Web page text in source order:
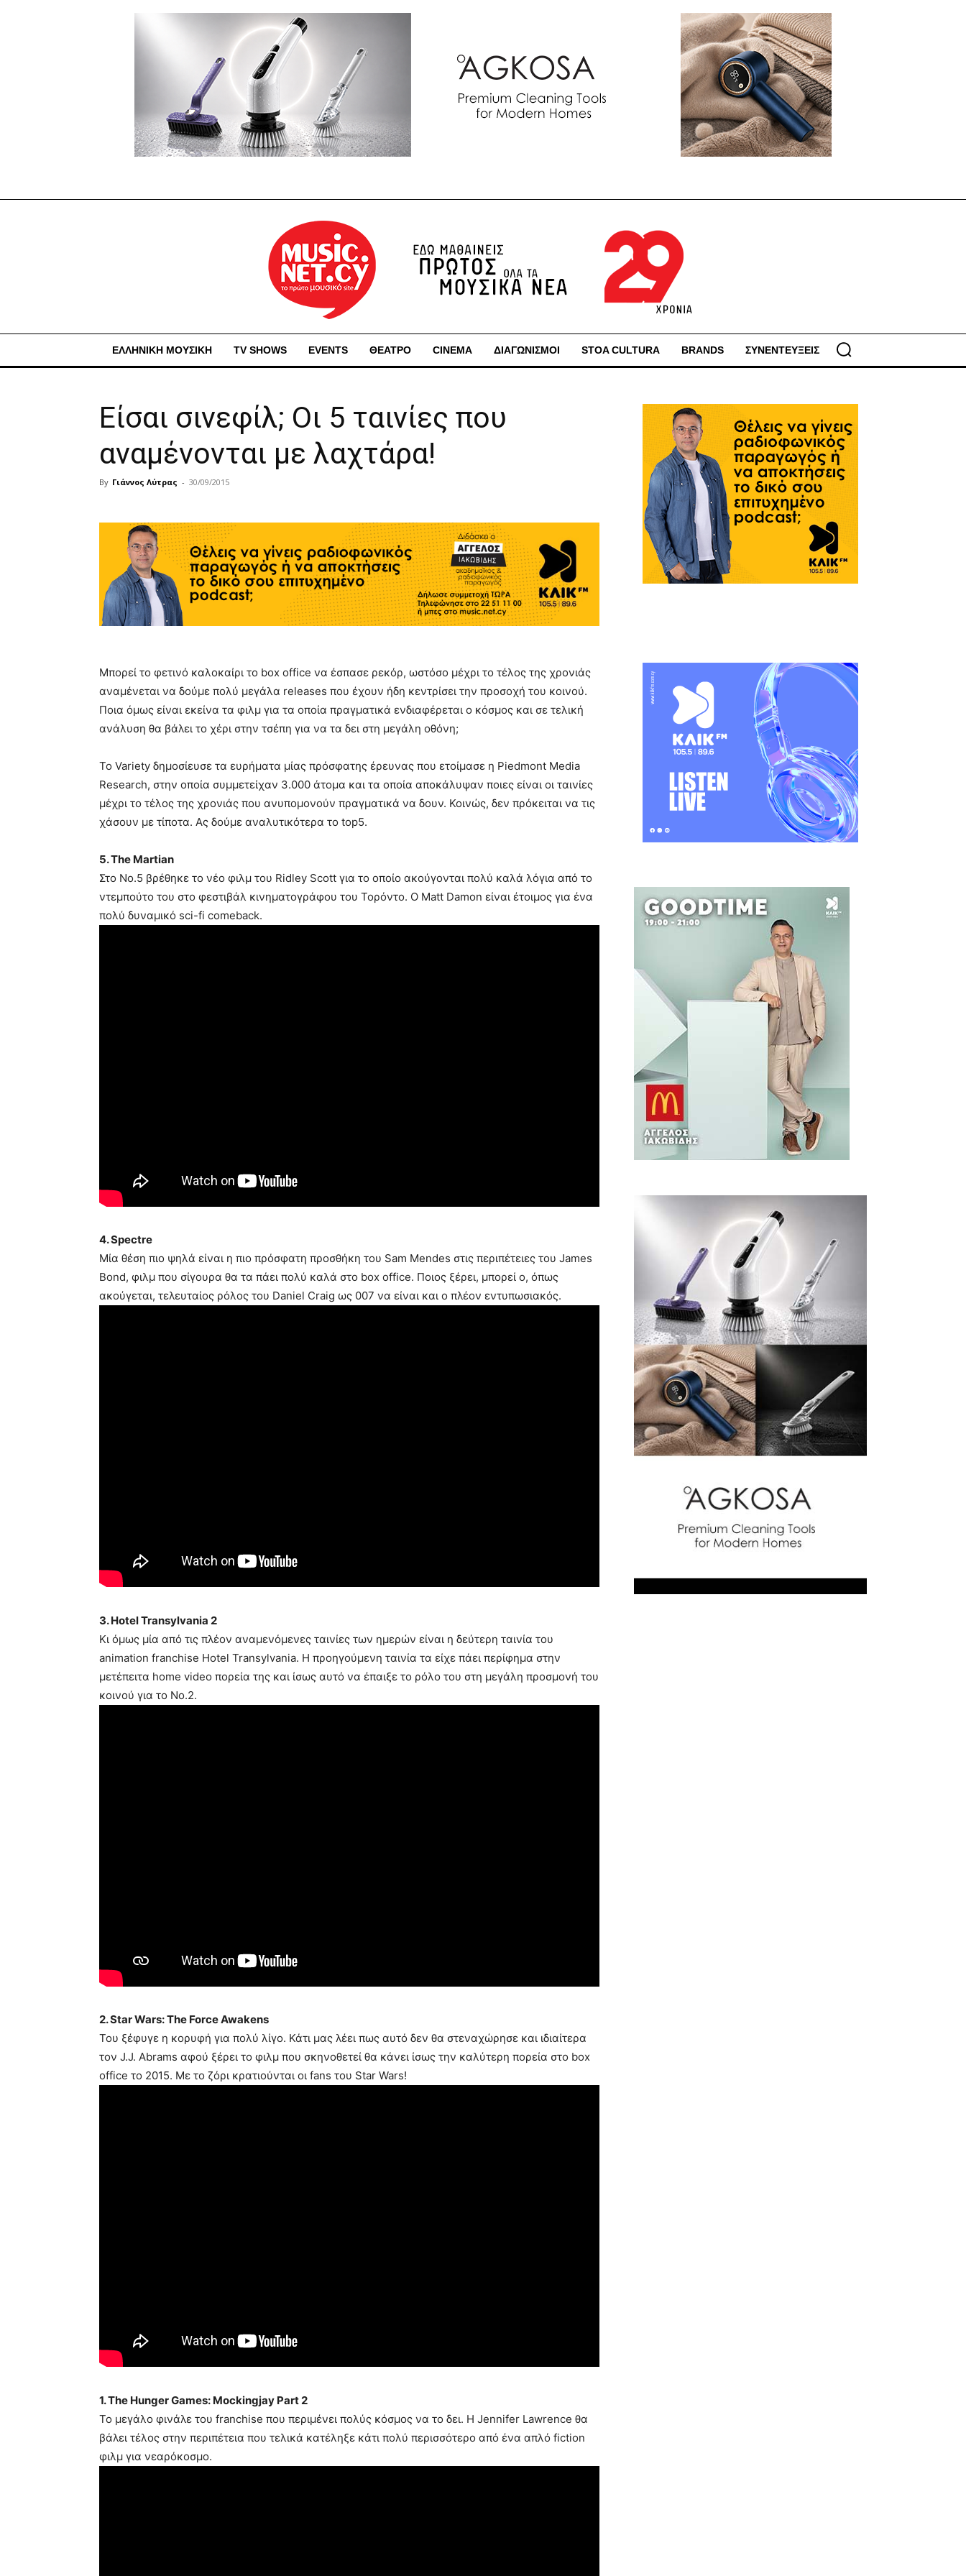
ΕΛΛΗΝΙΚΗ ΜΟΥΣΙΚΗ TV SHOWS EVENTS ΘΕΑΤΡΟ CINEMA ΔΙΑΓΩΝΙΣΜΟΙ STOA CULTURA BRANDS ΣΥΝΕΝΤΕΥΞΕΙΣ
Είσαι σινεφίλ; Οι 5 ταινίες που
αναμένονται με λαχτάρα!
By Γιάννος Λύτρας - 30/09/2015
Μπορεί το φετινό καλοκαίρι το box office να έσπασε ρεκόρ, ωστόσο μέχρι το τέλος της χρονιάς
αναμένεται να δούμε πολύ μεγάλα releases που έχουν ήδη κεντρίσει την προσοχή του κοινού.
Ποια όμως είναι εκείνα τα φιλμ για τα οποία πραγματικά ενδιαφέρεται ο κόσμος και σε τελική
ανάλυση θα βάλει το χέρι στην τσέπη για να τα δει στη μεγάλη οθόνη;
Το Variety δημοσίευσε τα ευρήματα μίας πρόσφατης έρευνας που ετοίμασε η Piedmont Media
Research, στην οποία συμμετείχαν 3.000 άτομα και τα οποία αποκάλυψαν ποιες είναι οι ταινίες
μέχρι το τέλος της χρονιάς που ανυπομονούν πραγματικά να δουν. Κοινώς, δεν πρόκειται να τις
χάσουν με τίποτα. Ας δούμε αναλυτικότερα το top5.
5. The Martian
Στο Νο.5 βρέθηκε το νέο φιλμ του Ridley Scott για το οποίο ακούγονται πολύ καλά λόγια από το
ντεμπούτο του στο φεστιβάλ κινηματογράφου του Τορόντο. Ο Matt Damon είναι έτοιμος για ένα
πολύ δυναμικό sci-fi comeback.
4. Spectre
Μία θέση πιο ψηλά είναι η πιο πρόσφατη προσθήκη του Sam Mendes στις περιπέτειες του James
Bond, φιλμ που σίγουρα θα τα πάει πολύ καλά στο box office. Ποιος ξέρει, μπορεί ο, όπως
ακούγεται, τελευταίος ρόλος του Daniel Craig ως 007 να είναι και ο πλέον εντυπωσιακός.
3. Hotel Transylvania 2
Κι όμως μία από τις πλέον αναμενόμενες ταινίες των ημερών είναι η δεύτερη ταινία του
animation franchise Hotel Transylvania. Η προηγούμενη ταινία τα είχε πάει περίφημα στην
μετέπειτα home video πορεία της και ίσως αυτό να έπαιξε το ρόλο του στη μεγάλη προσμονή του
κοινού για το Νο.2.
2. Star Wars: The Force Awakens
Του ξέφυγε η κορυφή για πολύ λίγο. Κάτι μας λέει πως αυτό δεν θα στεναχώρησε και ιδιαίτερα
τον J.J. Abrams αφού ξέρει το φιλμ που σκηνοθετεί θα κάνει ίσως την καλύτερη πορεία στο box
office το 2015. Με το ζόρι κρατιούνται οι fans του Star Wars!
1. The Hunger Games: Mockingjay Part 2
Το μεγάλο φινάλε του franchise που περιμένει πολύς κόσμος να το δει. H Jennifer Lawrence θα
βάλει τέλος στην περιπέτεια που τελικά κατέληξε κάτι πολύ περισσότερο από ένα απλό fiction
φιλμ για νεαρόκοσμο.